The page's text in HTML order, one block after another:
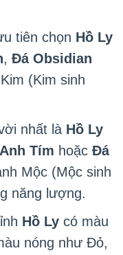
tiên chọn Hồ Ly
, Đá Obsidian
(Kim sinh
nhất là Hồ Ly
Tím hoặc Đá
Mộc (Mộc sinh
năng lượng.
Hồ Lycó màu
nóng như Đỏ,